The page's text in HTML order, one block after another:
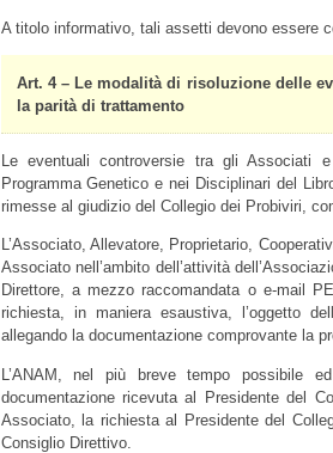
A titolo informativo, tali assetti devono essere
Art. 4 –Le modalità di risoluzione delle
la parità di trattamento
Le eventuali controversie tra gli Associati
Programma Genetico e nei Disciplinari del
rimesse al giudizio del Collegio dei Probiviri,
L’Associato, Allevatore, Proprietario,
Associato nell’ambito dell’attività
Direttore, a mezzo raccomandata o e-mail
richiesta, in maniera esaustiva, l’oggetto
allegando la documentazione comprovante la
L’ANAM, nel più breve tempo possibile
documentazione ricevuta al Presidente del
Associato, la richiesta al Presidente del
Consiglio Direttivo.